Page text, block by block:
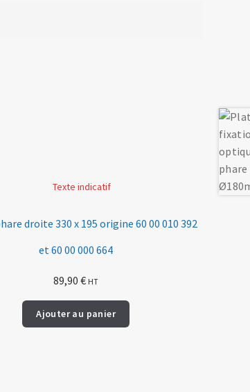
droite 330 x 195 origine 60 00 010 392
et 60 00 000 664
89,90€ HT
Ajouter au panier